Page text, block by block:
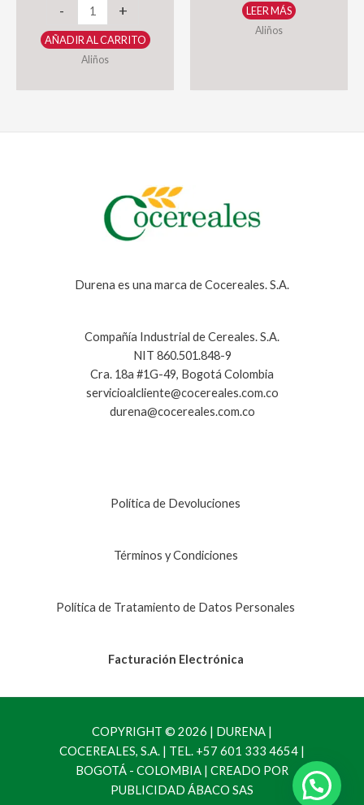
-
Durena
Lin.
cantidad
+
AÑADIR AL CARRITO
Aliños
LEER MÁS
Aliños
Durena es una marca de Cocereales. S.A.
Compañía Industrial de Cereales. S.A.
NIT 860.501.848-9
Cra. 18a #1G-49, Bogotá Colombia
servicioalcliente@cocereales.com.co
durena@cocereales.com.co
Política de Devoluciones
Términos y Condiciones
Política de Tratamiento de Datos Personales
Facturación Electrónica
COPYRIGHT © 2026 | DURENA |
COCEREALES, S.A. | TEL. +57 601 333 4654 |
BOGOTÁ - COLOMBIA | CREADO POR
PUBLICIDAD ÁBACO SAS